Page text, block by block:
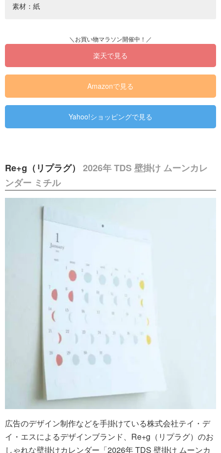
素材：紙
楽天で見る
Amazonで見る
Yahoo!ショッピングで見る
Re+g（リプラグ） 2026年 TDS 壁掛け ムーンカレ
ンダー ミチル
広告のデザイン制作などを手掛けている株式会社テイ・デ
イ・エスによるデザインブランド、Re+g（リプラグ）のお
しゃれな壁掛けカレンダー「2026年 TDS 壁掛け ムーンカ